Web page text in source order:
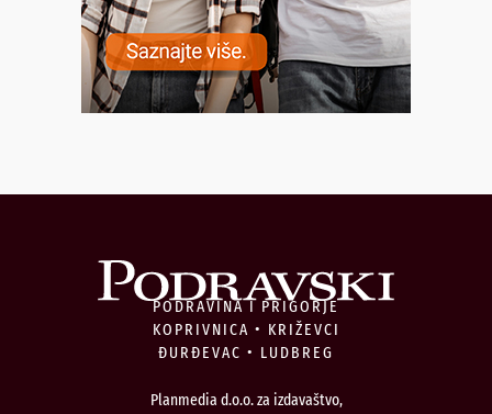
PODRAVINA I PRIGORJE
KOPRIVNICA • KRIŽEVCI
ĐURĐEVAC • LUDBREG
Planmedia d.o.o. za izdavaštvo,